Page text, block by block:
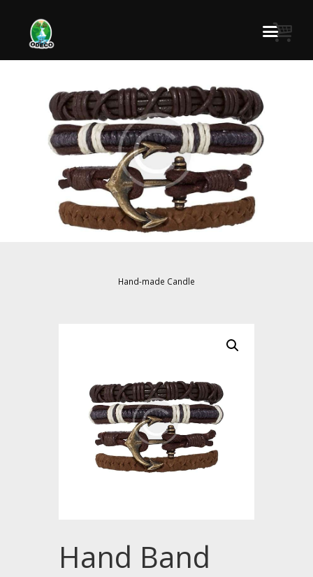
Hand-made Candle
Hand Band